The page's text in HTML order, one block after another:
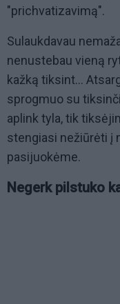
"prichvatizavimą".
Sulaukdavau
nenustebau vieną
kažką tiksint...
sprogmuo su
aplink tyla, tik
stengiasi nežiūrėti į
pasijuokėme.
Negerk pilstuko